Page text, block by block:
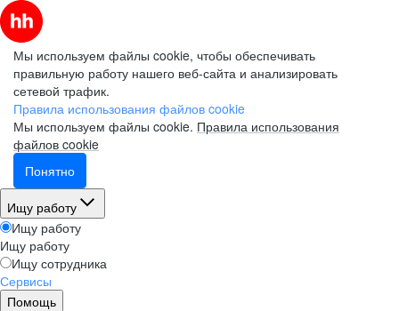
Мы используем файлы cookie, чтобы обеспечивать
правильную работу нашего веб-сайта и анализировать
сетевой трафик.
Правила использования файлов cookie
Мы используем файлы cookie. Правила использования
файлов cookie
Понятно
Ищу работу
Ищу работу
Ищу работу
Ищу сотрудника
Сервисы
Помощь